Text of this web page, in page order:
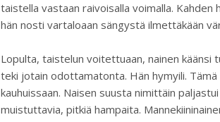
taistella vastaan raivoisalla voimalla. Kahden
hän nosti vartaloaan sängystä ilmettäkään
Lopulta, taistelun voitettuaan, nainen
teki jotain odottamatonta. Hän hymyili.
kauhuissaan. Naisen suusta nimittäin
muistuttavia, pitkiä hampaita.